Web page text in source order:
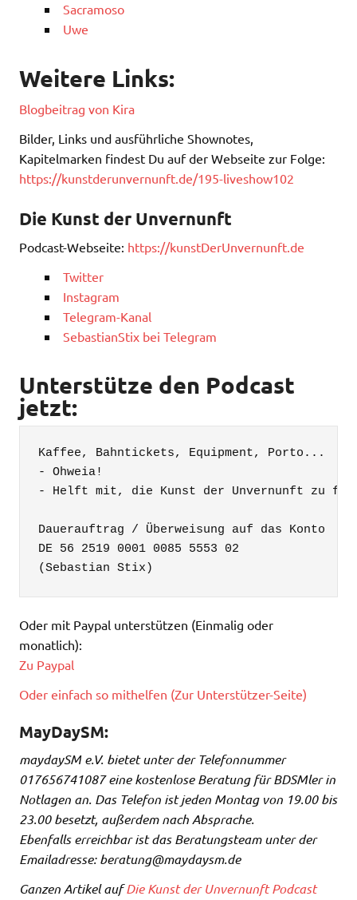
Sacramoso
Uwe
Weitere Links:
Blogbeitrag von Kira
Bilder, Links und ausführliche Shownotes,
Kapitelmarken findest Du auf der Webseite zur Folge:
https://kunstderunvernunft.de/195-liveshow102
Die Kunst der Unvernunft
Podcast-Webseite: https://kunstDerUnvernunft.de
Twitter
Instagram
Telegram-Kanal
SebastianStix bei Telegram
Unterstütze den Podcast
jetzt:
Kaffee, Bahntickets, Equipment, Porto...
- Ohweia!
- Helft mit, die Kunst der Unvernunft zu
Dauerauftrag / Überweisung auf das Konto
DE 56 2519 0001 0085 5553 02
(Sebastian Stix)
Oder mit Paypal unterstützen (Einmalig oder
monatlich):
Zu Paypal
Oder einfach so mithelfen (Zur Unterstützer-Seite)
MayDaySM:
maydaySM e.V. bietet unter der Telefonnummer
017656741087 eine kostenlose Beratung für BDSMler in
Notlagen an. Das Telefon ist jeden Montag von 19.00 bis
23.00 besetzt, außerdem nach Absprache.
Ebenfalls erreichbar ist das Beratungsteam unter der
Emailadresse: beratung@maydaysm.de
Ganzen Artikel aufDie Kunst der Unvernunft Podcast